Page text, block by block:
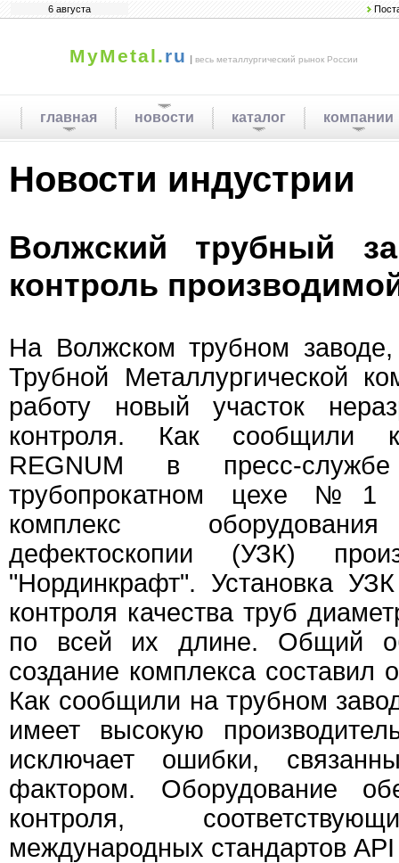
6 августа
MyMetal.ru | весь металлургический рынок России
главная новости каталог компании
Новости индустрии
Волжский трубный
контроль
На Волжском трубном
Трубной Металлургической
работу новый участок
контроля. Как сообщили
REGNUM в пресс-
трубопрокатном цехе №1
комплекс оборудования
дефектоскопии (УЗК)
"Нординкрафт". Установка
контроля качества труб
по всей их длине. Общий
создание комплекса составил
Как сообщили на трубном
имеет высокую
исключает ошибки,
фактором. Оборудование
контроля,
международных стандартов